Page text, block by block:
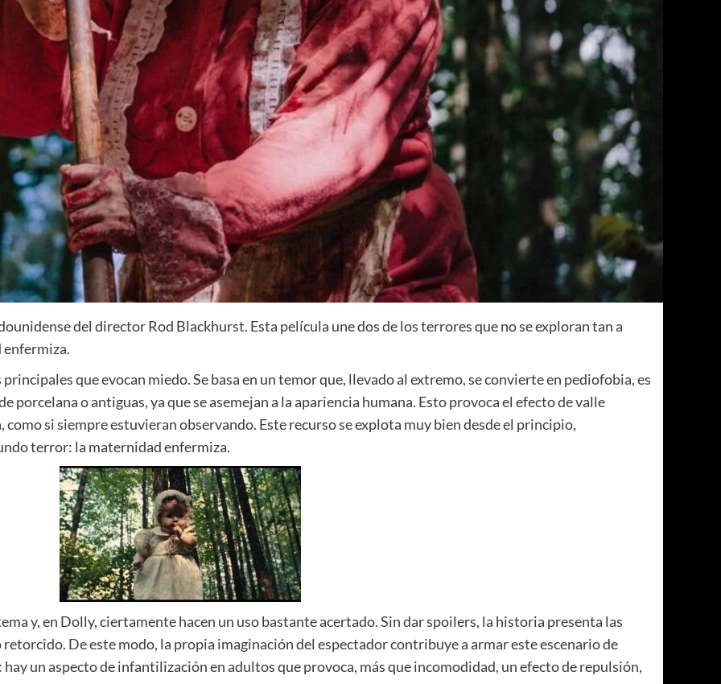
del director Rod Blackhurst. Esta película une dos de los terrores que no se exploran tan a
enfermiza.
que evocan miedo. Se basa en un temor que, llevado al extremo, se convierte en pediofobia, es
porcelana o antiguas, ya que se asemejan a la apariencia humana. Esto provoca el efecto de valle
si siempre estuvieran observando. Este recurso se explota muy bien desde el principio,
terror: la maternidad enfermiza.
y, en Dolly, ciertamente hacen un uso bastante acertado. Sin dar spoilers, la historia presenta las
De este modo, la propia imaginación del espectador contribuye a armar este escenario de
un aspecto de infantilización en adultos que provoca, más que incomodidad, un efecto de repulsión,